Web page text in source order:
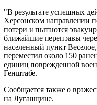
"В результате успешных
Херсонском направлении
потери и пытаются
ближайшие переправы
населенный пункт
переместил около 150
единиц поврежденной
Генштабе.
Сообщается также о
на Луганщине.